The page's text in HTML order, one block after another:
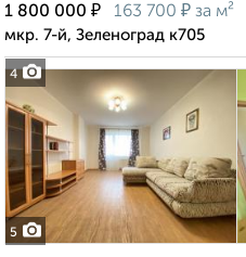
4
1 800 000 ₽ 163 700 ₽ за м²
мкр. 7-й, Зеленоград к705
5